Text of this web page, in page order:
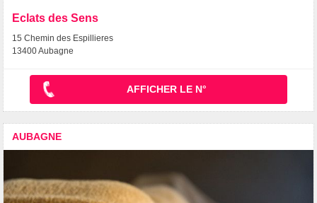
Eclats des Sens
15 Chemin des Espillieres
13400 Aubagne
AFFICHER LE N°
AUBAGNE